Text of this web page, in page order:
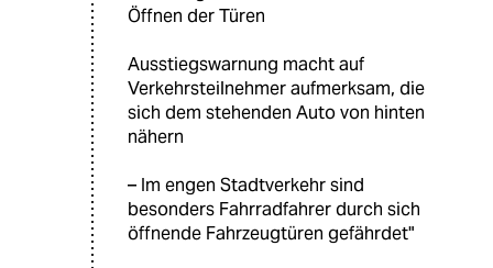
Öffnen der Türen
Ausstiegswarnung macht auf
Verkehrsteilnehmer aufmerksam, die
sich dem stehenden Auto von hinten
nähern
– Im engen Stadtverkehr sind
besonders Fahrradfahrer durch sich
öffnende Fahrzeugtüren gefährdet"